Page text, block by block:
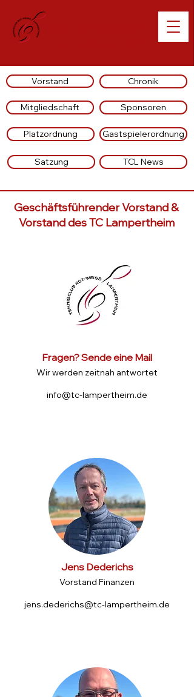
Vorstand
Mitgliedschaft
Platzordnung
Chronik
Sponsoren
Gastspielerordnung
Satzung TCL News
Geschäftsführender Vorstand &
Vorstand des TC Lampertheim
Fragen? Sende eine Mail
Wir werden zeitnah antwortet
info@tc-lampertheim.de
Jens Dederichs
Vorstand Finanzen
jens.dederichs@tc-lampertheim.de